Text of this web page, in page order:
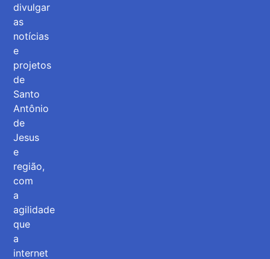
divulgar
as
notícias
e
projetos
de
Santo
Antônio
de
Jesus
e
região,
com
a
agilidade
que
a
internet